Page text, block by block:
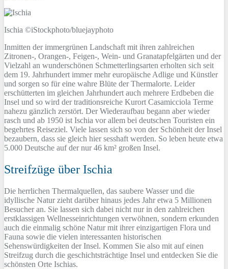
Ischia ©iStockphoto/bluejayphoto
Inmitten der immergrünen Landschaft mit ihren zahlreichen
Zitronen-, Orangen-, Feigen-, Wein- und Granatapfelgärten und der
Vielzahl an wunderschönen Schmetterlingsarten erholten sich seit
dem 19. Jahrhundert immer mehr europäische Adlige und Künstler
und sorgen so für eine wahre Blüte der Thermalorte. Leider
erschütterten im gleichen Jahrhundert auch mehrere Erdbeben die
Insel und so wird der traditionsreiche Kurort Casamicciola Terme
nahezu gänzlich zerstört. Der Wiederaufbau begann aber wieder
rasch und ab 1950 ist Ischia vor allem bei deutschen Touristen ein
begehrtes Reiseziel. Viele lassen sich so von der Schönheit der Insel
bezaubern, dass sie gleich hier sesshaft werden. So leben heute etwa
5.000 Deutsche auf der nur 46 km² großen Insel.
Streifzüge über Ischia
Die herrlichen Thermalquellen, das saubere Wasser und die
idyllische Natur zieht darüber hinaus jedes Jahr etwa 5 Millionen
Besucher an. Sie lassen sich dabei nicht nur in den zahlreichen
erstklassigen Wellnesseinrichtungen verwöhnen, sondern erkunden
auch die einmalig schöne Natur mit ihrer einzigartigen Flora und
Fauna sowie die vielen interessanten historischen
Sehenswürdigkeiten der Insel. Kommen Sie also mit auf einen
Streifzug durch die geschichtsträchtige Insel und entdecken Sie die
schönsten Orte Ischias.